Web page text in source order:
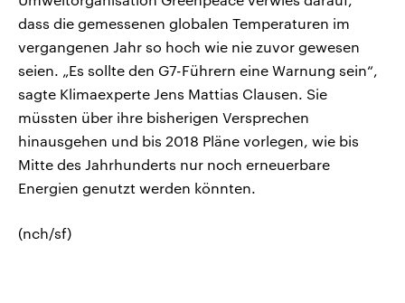
dass die gemessenen globalen Temperaturen im
vergangenen Jahr so hoch wie nie zuvor gewesen
seien. „Es sollte den G7-Führern eine Warnung sein“,
sagte Klimaexperte Jens Mattias Clausen. Sie
müssten über ihre bisherigen Versprechen
hinausgehen und bis 2018 Pläne vorlegen, wie bis
Mitte des Jahrhunderts nur noch erneuerbare
Energien genutzt werden könnten.
(nch/sf)